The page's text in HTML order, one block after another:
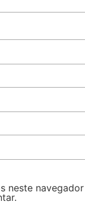
neste